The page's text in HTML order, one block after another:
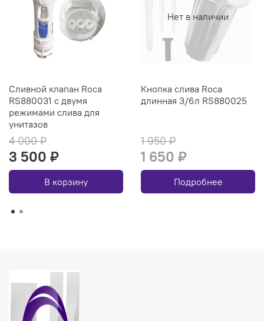
Сливной клапан Roca
RS880031 с двумя
режимами слива для
унитазов
4 000 ₽
3 500 ₽
В корзину
Нет в наличии
Кнопка слива Roca
длинная 3/6л RS880025
1 950 ₽
1 650 ₽
Подробнее